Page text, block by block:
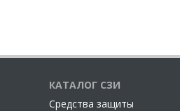
КАТАЛОГ СЗИ
Cредства защиты